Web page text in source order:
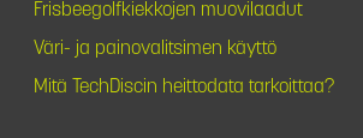
Frisbeegolfkiekkojen muovilaadut
Väri- ja painovalitsimen käyttö
Mitä TechDiscin heittodata tarkoittaa?